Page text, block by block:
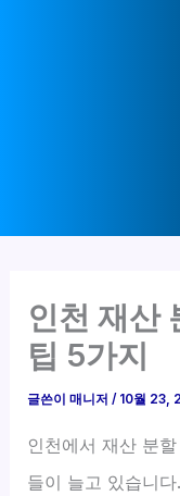
인천 재산
팁 5가지
글쓴이매니저/ 10월 23,
인천에서 재산 분
들이 늘고 있습니